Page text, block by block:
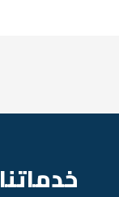
خدماتنا